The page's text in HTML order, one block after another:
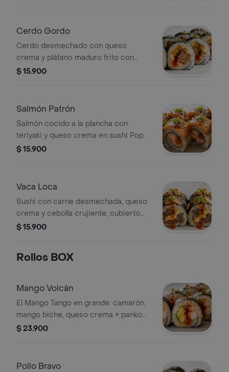
Cerdo Gordo
Cerdo desmechado con queso
crema y plátano maduro frito con
relleno, Porción de sushi en nuestra
Púyalo!
$ 15.900
Salmón Patrón
Salmón cocido a la plancha con
teriyaki y queso crema en sushi Pop.
$ 15.900
Vaca Loca
Sushi con carne desmechada, queso
crema y cebolla crujiente, cubierto
con salsa y cebollín.
$ 15.900
Rollos BOX
Mango Volcán
El Mango Tango en grande: camarón,
mango biche, queso crema + panko
crocante. Un rollo entero de sabor.
$ 23.900
Pollo Bravo